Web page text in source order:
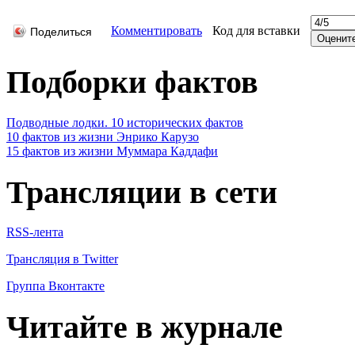
Поделиться Комментировать Код для вставки
Подборки фактов
Подводные лодки. 10 исторических фактов
10 фактов из жизни Энрико Карузо
15 фактов из жизни Муммара Каддафи
Трансляции в сети
RSS-лента
Трансляция в Twitter
Группа Вконтакте
Читайте в журнале